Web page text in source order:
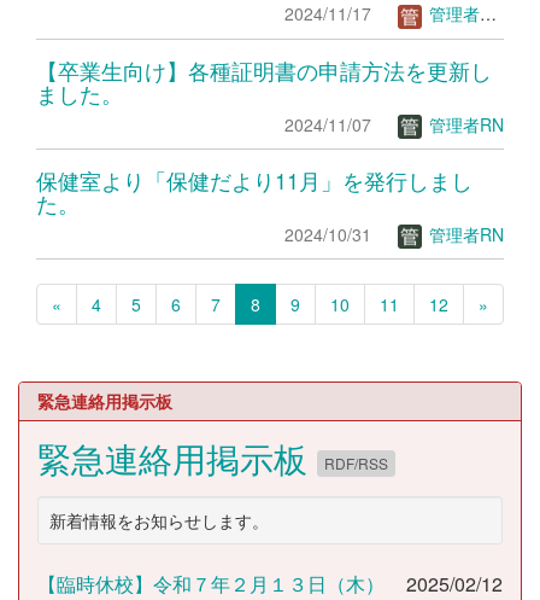
2024/11/17 管理者ＴＳ
【卒業生向け】各種証明書の申請方法を更新し
ました。
2024/11/07 管理者RN
保健室より「保健だより11月」を発行しまし
た。
2024/10/31 管理者RN
« 4 5 6 7 8 9 10 11 12 »
緊急連絡用掲示板
緊急連絡用掲示板 RDF/RSS
新着情報をお知らせします。
【臨時休校】令和７年２月１３日（木） 2025/02/12